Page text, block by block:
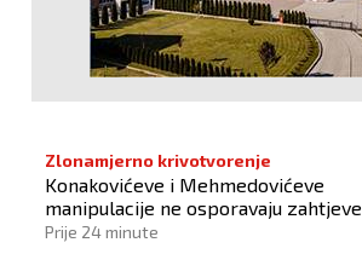
Zlonamjerno krivotvorenje
Konakovićeve i Mehmedovićeve
manipulacije ne osporavaju zahtjeve
Hrvata
Prije 24 minute